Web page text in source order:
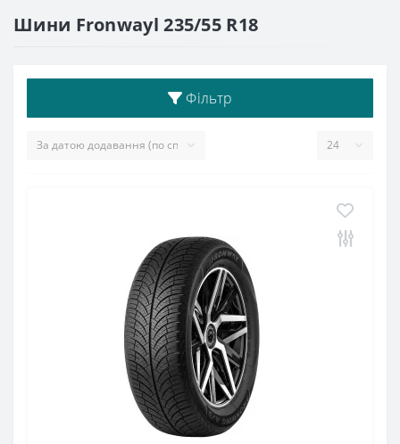
Шини Fronwayl 235/55 R18
Фільтр